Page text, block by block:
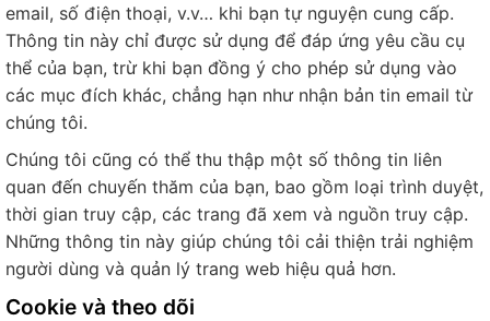
email, số điện thoại, v.v… khi bạn tự nguyện cung cấp.
Thông tin này chỉ được sử dụng để đáp ứng yêu cầu cụ
thể của bạn, trừ khi bạn đồng ý cho phép sử dụng vào
các mục đích khác, chẳng hạn như nhận bản tin email từ
chúng tôi.
Chúng tôi cũng có thể thu thập một số thông tin liên
quan đến chuyến thăm của bạn, bao gồm loại trình duyệt,
thời gian truy cập, các trang đã xem và nguồn truy cập.
Những thông tin này giúp chúng tôi cải thiện trải nghiệm
người dùng và quản lý trang web hiệu quả hơn.
Cookie và theo dõi